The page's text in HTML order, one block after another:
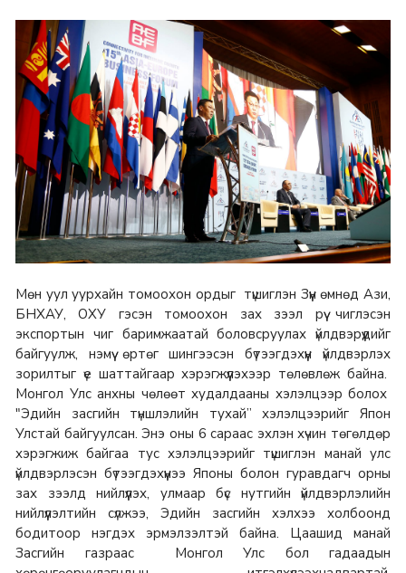
Мөн уул уурхайн томоохон ордыг түшиглэн Зүүн өмнөд Ази,
БНХАУ, ОХУ гэсэн томоохон зах зээл рүү чиглэсэн
экспортын чиг баримжаатай боловсруулах үйлдвэрүүдийг
байгуулж, нэмүү өртөг шингээсэн бүтээгдэхүүн үйлдвэрлэх
зорилтыг үе шаттайгаар хэрэгжүүлэхээр төлөвлөж байна.
Монгол Улс анхны чөлөөт худалдааны хэлэлцээр болох
"Эдийн засгийн түншлэлийн тухай” хэлэлцээрийг Япон
Улстай байгуулсан. Энэ оны 6 сараас эхлэн хүчин төгөлдөр
хэрэгжиж байгаа тус хэлэлцээрийг түшиглэн манай улс
үйлдвэрлэсэн бүтээгдэхүүнээ Японы болон гуравдагч орны
зах зээлд нийлүүлэх, улмаар бүс нутгийн үйлдвэрлэлийн
нийлүүлэлтийн сүлжээ, Эдийн засгийн хэлхээ холбоонд
бодитоор нэгдэх эрмэлзэлтэй байна. Цаашид манай
Засгийн газраас Монгол Улс бол гадаадын